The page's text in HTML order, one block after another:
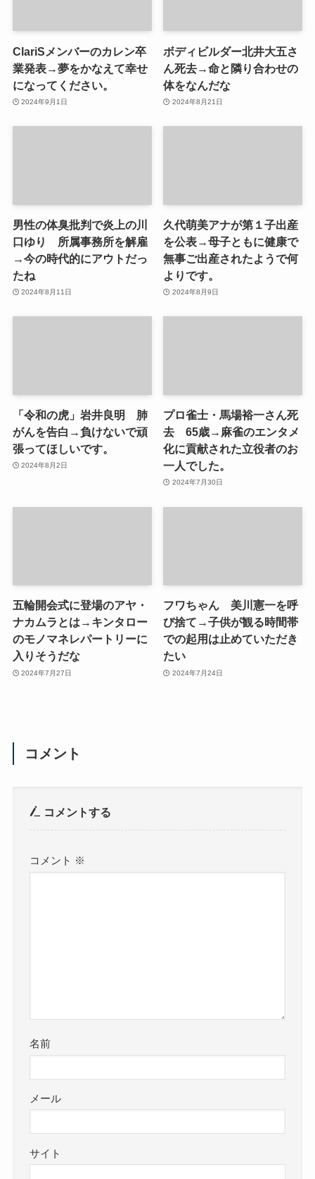
ClariSメンバーのカレン卒
業発表→夢をかなえて幸せ
になってください。
2024年9月1日
ボディビルダー北井大五さ
ん死去→命と隣り合わせの
体をなんだな
2024年8月21日
男性の体臭批判で炎上の川
口ゆり 所属事務所を解雇
→今の時代的にアウトだっ
たね
2024年8月11日
久代萌美アナが第１子出産
を公表→母子ともに健康で
無事ご出産されたようで何
よりです。
2024年8月9日
「令和の虎」岩井良明 肺
がんを告白→負けないで頑
張ってほしいです。
2024年8月2日
プロ雀士・馬場裕一さん死
去 65歳→麻雀のエンタメ
化に貢献された立役者のお
一人でした。
2024年7月30日
五輪開会式に登場のアヤ・
ナカムラとは→キンタロー
のモノマネレパートリーに
入りそうだな
2024年7月27日
フワちゃん 美川憲一を呼
び捨て→子供が観る時間帯
での起用は止めていただき
たい
2024年7月24日
コメント
コメントする
コメント ※
名前
メール
サイト